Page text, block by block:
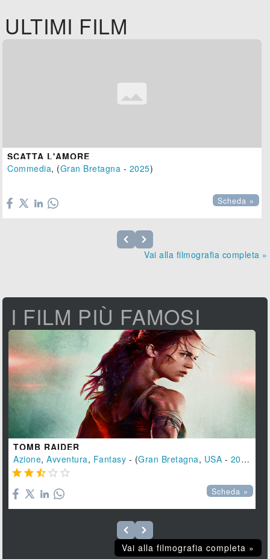
ULTIMI FILM
SCATTA L'AMORE
Commedia, (Gran Bretagna - 2025)
Scheda »
Vai alla filmografia completa »
I FILM PIÙ FAMOSI
TOMB RAIDER
Azione,Avventura, Fantasy - (Gran Bretagna, USA - 2018
    
Scheda »
Vai alla filmografia completa »